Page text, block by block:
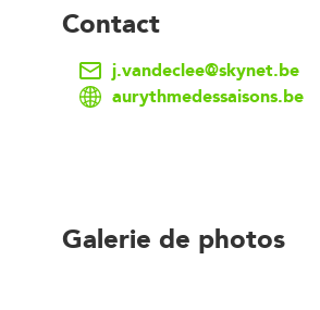
Contact
j.vandeclee@skynet.be
aurythmedessaisons.be
Galerie de photos